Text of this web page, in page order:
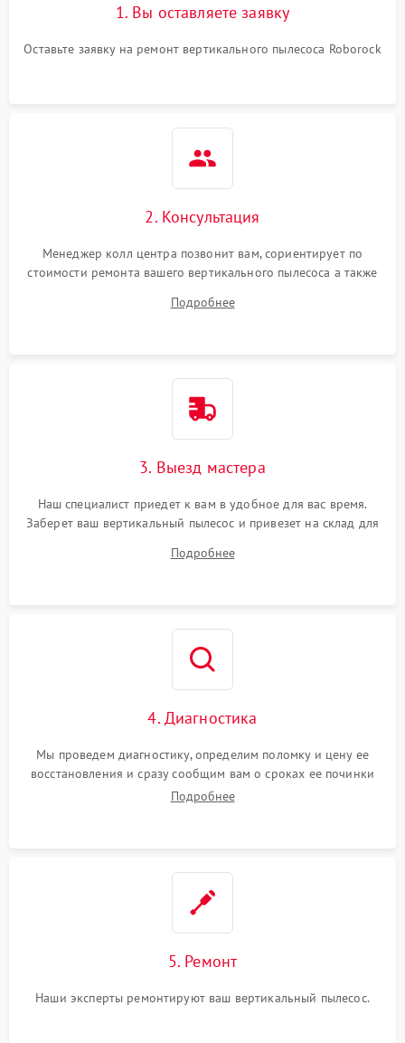
автоматического
отключения
1500 ₽ Подробнее →
1000 ₽
Повреждение внутренних
Поломка системы защиты
1. Вы оставляете заявку
Оставьте заявку на ремонт вертикального пылесоса Roborock
2. Консультация
Менеджер колл центра позвонит вам, сориентирует по
стоимости ремонта вашего вертикального пылесоса а также
Подробнее
3. Выезд мастера
Наш специалист приедет к вам в удобное для вас время.
Заберет ваш вертикальный пылесос и привезет на склад для
Подробнее
4. Диагностика
Мы проведем диагностику, определим поломку и цену ее
восстановления и сразу сообщим вам о сроках ее починки
Подробнее
5. Ремонт
Наши эксперты ремонтируют ваш вертикальный пылесос.